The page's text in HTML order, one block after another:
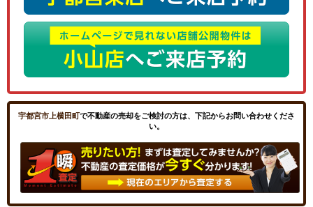
宇都宮市上横田町で不動産の売却をご検討の方は、下記からお問い合わせくださ
い。